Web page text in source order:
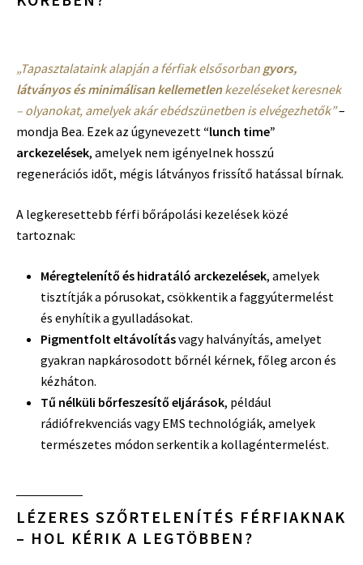
„Tapasztalataink alapján a férfiak elsősorban gyors,
látványos és minimálisan kellemetlenkezeléseket keresnek
– olyanokat, amelyek akár ebédszünetben is elvégezhetők”–
mondja Bea. Ezek az úgynevezett “lunch time”
arckezelések, amelyek nem igényelnek hosszú
regenerációs időt, mégis látványos frissítő hatással bírnak.
A legkeresettebb férfi bőrápolási kezelések közé
tartoznak:
Méregtelenítő és hidratáló arckezelések, amelyek
tisztítják a pórusokat, csökkentik a faggyútermelést
és enyhítik a gyulladásokat.
Pigmentfolt eltávolításvagy halványítás, amelyet
gyakran napkárosodott bőrnél kérnek, főleg arcon és
kézháton.
Tű nélküli bőrfeszesítő eljárások, például
rádiófrekvenciás vagy EMS technológiák, amelyek
természetes módon serkentik a kollagéntermelést.
LÉZERES SZŐRTELENÍTÉS FÉRFIAKNAK
– HOL KÉRIK A LEGTÖBBEN?